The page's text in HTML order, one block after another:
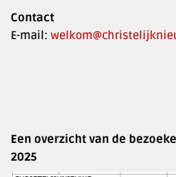
Contact
E-mail:
Een overzicht van de
2025